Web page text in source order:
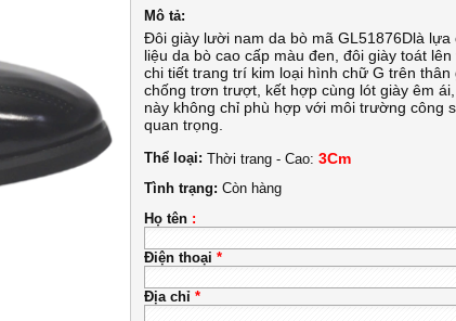
Mô tả:
Đôi giày lười nam da bò mã GL51876Dlà
liệu da bò cao cấp màu đen, đôi giày toát
chi tiết trang trí kim loại hình chữ G trên
chống trơn trượt, kết hợp cùng lót giày êm
này không chỉ phù hợp với môi trường công
quan trọng.
Thể loại: Thời trang - Cao: 3Cm
Tình trạng: Còn hàng
Họ tên :
Điện thoại *
Địa chỉ *